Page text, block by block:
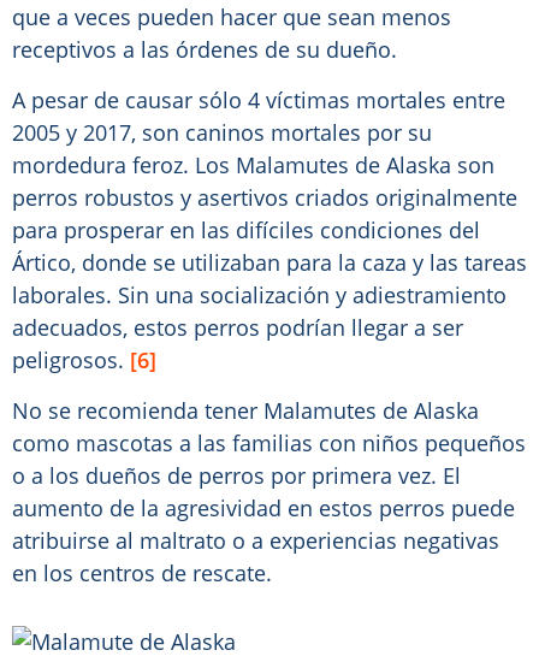
que a veces pueden hacer que sean menos
receptivos a las órdenes de su dueño.
A pesar de causar sólo 4 víctimas mortales entre
2005 y 2017, son caninos mortales por su
mordedura feroz. Los Malamutes de Alaska son
perros robustos y asertivos criados originalmente
para prosperar en las difíciles condiciones del
Ártico, donde se utilizaban para la caza y las tareas
laborales. Sin una socialización y adiestramiento
adecuados, estos perros podrían llegar a ser
peligrosos. [6]
No se recomienda tener Malamutes de Alaska
como mascotas a las familias con niños pequeños
o a los dueños de perros por primera vez. El
aumento de la agresividad en estos perros puede
atribuirse al maltrato o a experiencias negativas
en los centros de rescate.